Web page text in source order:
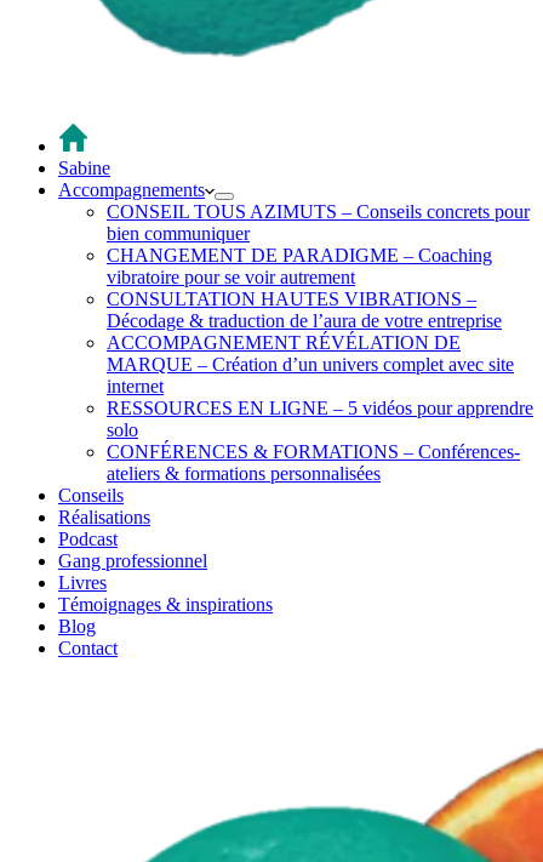
Sabine
Accompagnements
CONSEIL TOUS AZIMUTS – Conseils concrets pour
bien communiquer
CHANGEMENT DE PARADIGME – Coaching
vibratoire pour se voir autrement
CONSULTATION HAUTES VIBRATIONS –
Décodage & traduction de l’aura de votre entreprise
ACCOMPAGNEMENT RÉVÉLATION DE
MARQUE – Création d’un univers complet avec site
internet
RESSOURCES EN LIGNE – 5 vidéos pour apprendre
solo
CONFÉRENCES & FORMATIONS – Conférences-
ateliers & formations personnalisées
Conseils
Réalisations
Podcast
Gang professionnel
Livres
Témoignages & inspirations
Blog
Contact